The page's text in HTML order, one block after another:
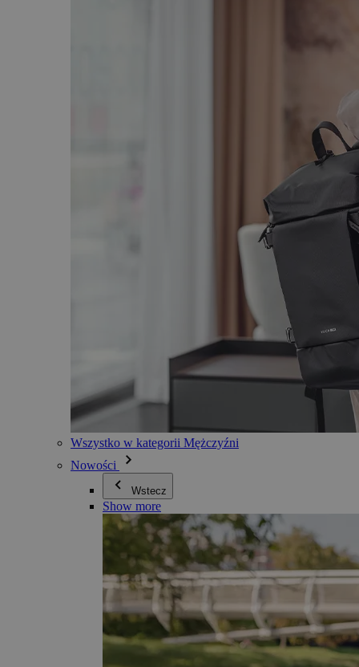
Wszystko w kategorii Mężczyźni
Nowości
Wstecz
Show more